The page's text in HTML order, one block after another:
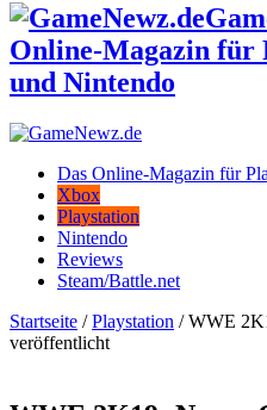
Online-Magazin für
und Nintendo
Das Online-Magazin für
Xbox
Playstation
Nintendo
Reviews
Steam/Battle.net
Startseite / Playstation / WWE
veröffentlicht